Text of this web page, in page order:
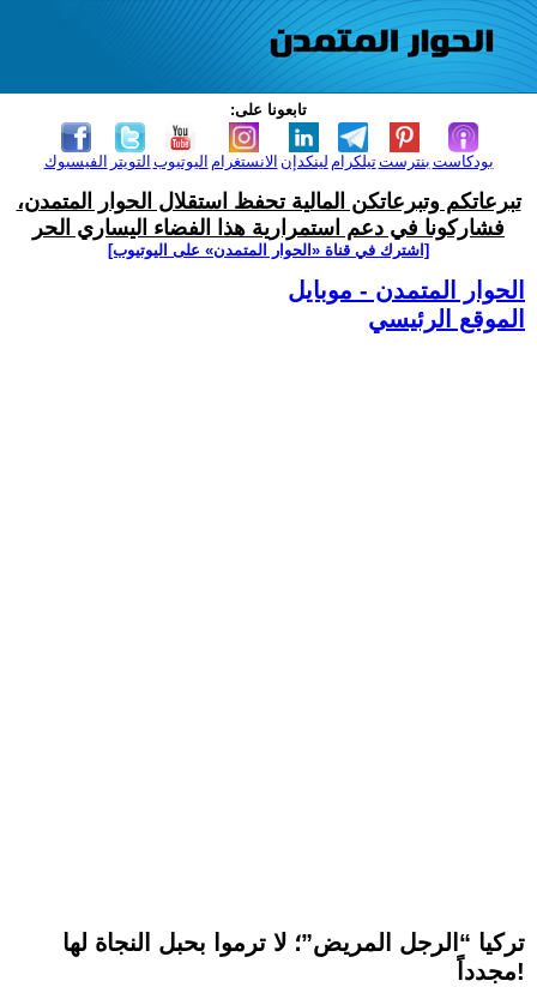
تابعونا على:
الفيسبوك التويتر اليوتيوب الانستغرام لينكدإن تيلكرامبنترست بودكاست
تبرعاتكم وتبرعاتكن المالية تحفظ استقلال الحوار المتمدن،
فشاركونا في دعم استمرارية هذا الفضاء اليساري الحر
[اشترك في قناة ‫«الحوار المتمدن» على اليوتيوب]
الحوار المتمدن - موبايل
الموقع الرئيسي
تركيا “الرجل المريض”؛ لا ترموا بحبل النجاة لها
مجدداً!